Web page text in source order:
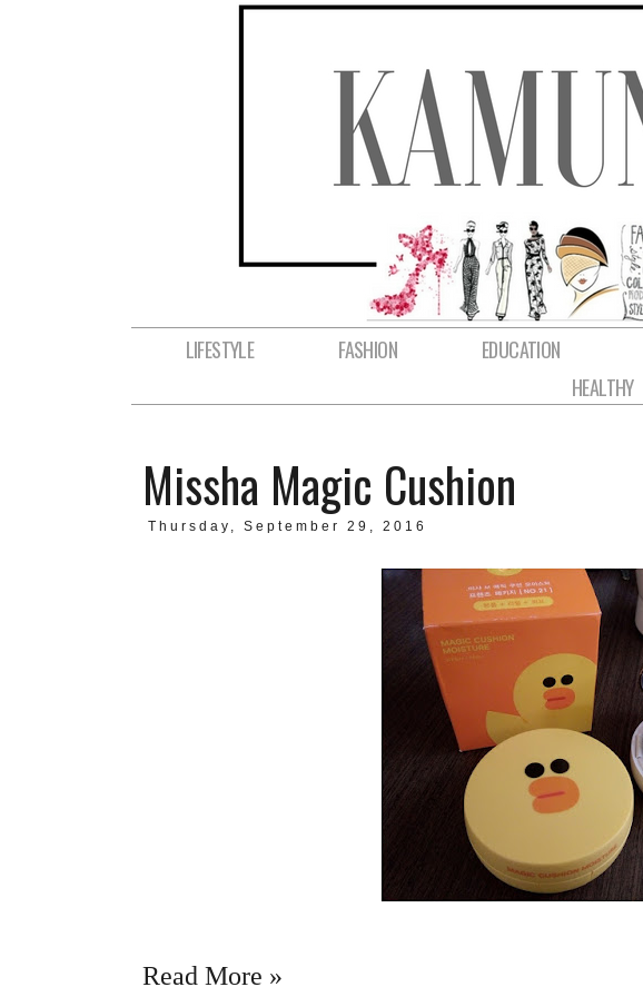
LIFESTYLE FASHION EDUCATION
HEALTHY
Missha Magic Cushion
Thursday, September 29, 2016
Read More »